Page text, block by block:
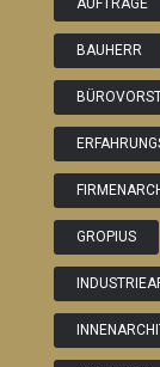
AUFTRÄGE
BAUHERR
GROPIUS